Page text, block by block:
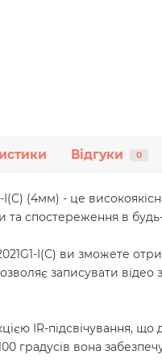
Відгуки 0
I(C) (4мм) - це
та спостереження в
I(C) ви зможете
записувати відео
IR-підсвічування, що
градусів вона